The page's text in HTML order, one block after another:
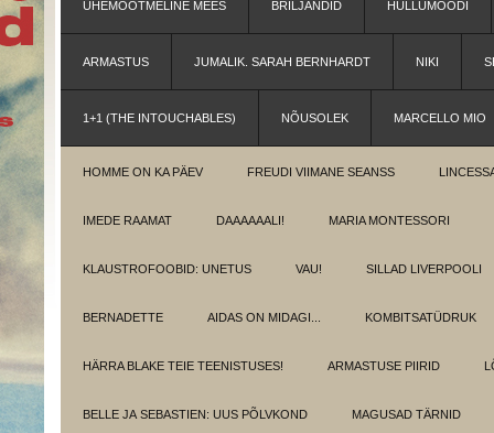
ÜHEMÕÕTMELINE MEES BRILJANDID HULLUMOODI
ARMASTUS JUMALIK. SARAH BERNHARDT NIKI
1+1 (THE INTOUCHABLES) NÕUSOLEK MARCELLO MIO
HOMME ON KA PÄEV FREUDI VIIMANE SEANSS
IMEDE RAAMAT DAAAAAALI! MARIA MONTESSORI
KLAUSTROFOOBID: UNETUS VAU! SILLAD LIVERPOOLI
BERNADETTE AIDAS ON MIDAGI... KOMBITSATÜDRUK
HÄRRA BLAKE TEIE TEENISTUSES! ARMASTUSE PIIRID
BELLE JA SEBASTIEN: UUS PÕLVKOND MAGUSAD TÄRNID